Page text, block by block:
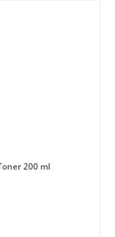
200 ml